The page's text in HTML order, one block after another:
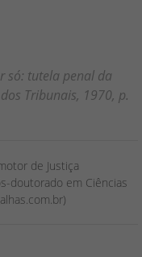
só: tutela penal da
Tribunais, 1970, p.
de Justiça
doutorado em Ciências